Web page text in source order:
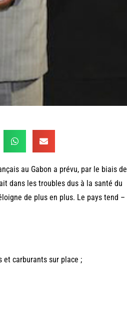
au Gabon a prévu, par le biais de
dans les troubles dus à la santé du
de plus en plus. Le pays tend –
et carburants sur place ;